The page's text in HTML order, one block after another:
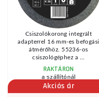
Csiszolókorong integrált
adapterrel 16 mm-es befogási
átmérőhöz. 55236-os
csiszológéphez a ...
RAKTÁRON
a szállítónál
Akciós ár